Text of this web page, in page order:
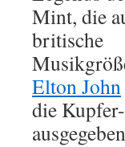
Mint, die
britische
Elton John
die